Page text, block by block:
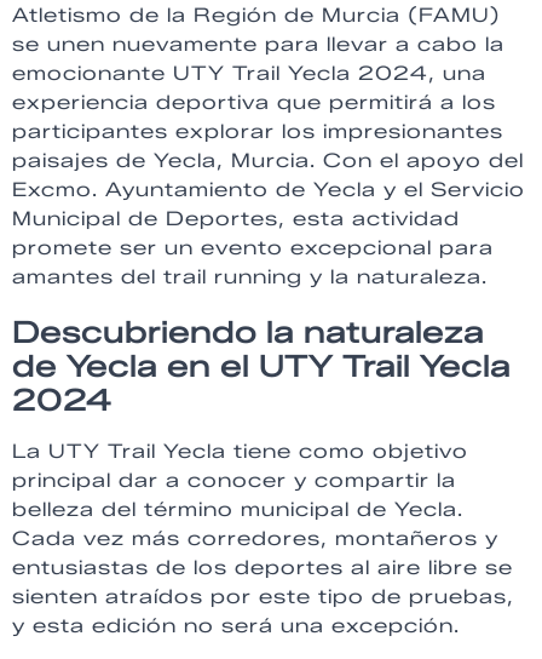
Atletismo de la Región de Murcia (FAMU)
se unen nuevamente para llevar a cabo la
emocionante UTY Trail Yecla 2024, una
experiencia deportiva que permitirá a los
participantes explorar los impresionantes
paisajes de Yecla, Murcia. Con el apoyo del
Excmo. Ayuntamiento de Yecla y el Servicio
Municipal de Deportes, esta actividad
promete ser un evento excepcional para
amantes del trail running y la naturaleza.
Descubriendo la naturaleza
de Yecla en el UTY Trail Yecla
2024
La UTY Trail Yecla tiene como objetivo
principal dar a conocer y compartir la
belleza del término municipal de Yecla.
Cada vez más corredores, montañeros y
entusiastas de los deportes al aire libre se
sienten atraídos por este tipo de pruebas,
y esta edición no será una excepción.